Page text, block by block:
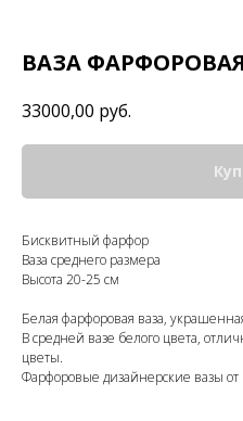
ВАЗА
33000,00 руб.
Бисквитный фарфор
Ваза среднего размера
Высота 20-25 см
Белая фарфоровая ваза,
В средней вазе белого цвета,
цветы.
Фарфоровые дизайнерские вазы